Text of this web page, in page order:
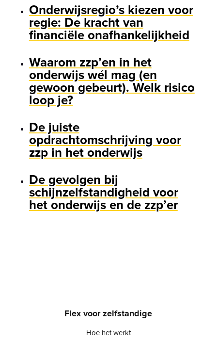
Onderwijsregio’s kiezen voor
regie: De kracht van
financiële onafhankelijkheid
Waarom zzp’en in het
onderwijs wél mag (en
gewoon gebeurt). Welk risico
loop je?
De juiste
opdrachtomschrijving voor
zzp in het onderwijs
De gevolgen bij
schijnzelfstandigheid voor
het onderwijs en de zzp’er
Flex voor zelfstandige
Hoe het werkt